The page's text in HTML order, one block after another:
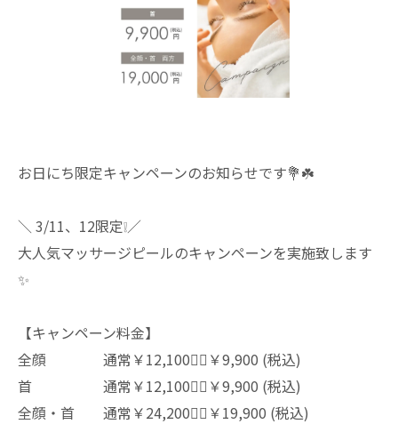
お日にち限定キャンペーンのお知らせです💐☘️
＼ 3/11、12限定❕／
大人気マッサージピールのキャンペーンを実施致します
✨
【キャンペーン料金】
全顔 通常￥12,100👉🏻￥9,900 (税込)
首 通常￥12,100👉🏻￥9,900 (税込)
全顔・首 通常￥24,200👉🏻￥19,900 (税込)